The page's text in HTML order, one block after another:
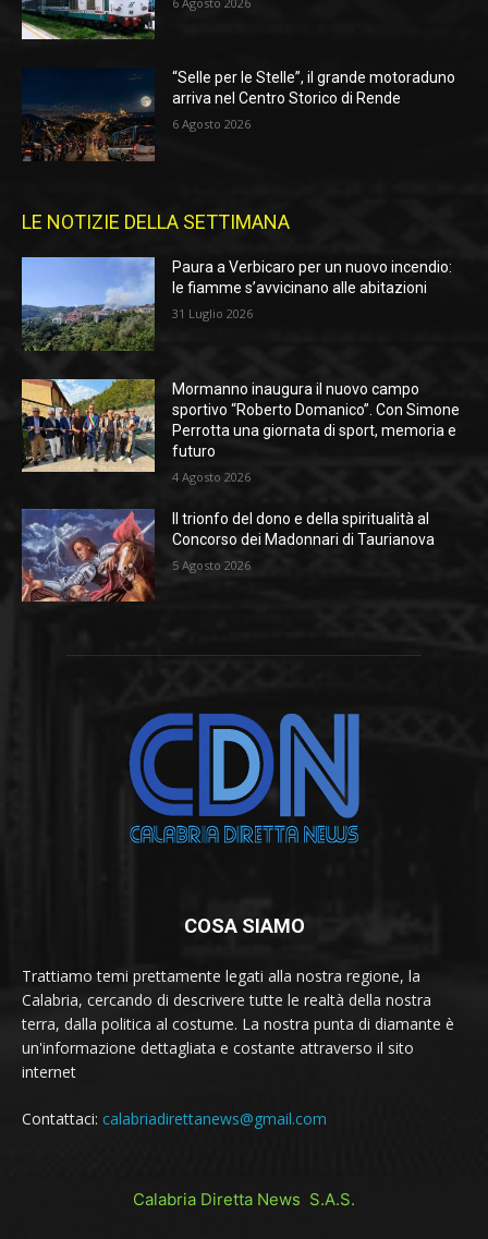
“Selle per le Stelle”, il grande motoraduno
arriva nel Centro Storico di Rende
6 Agosto 2026
LE NOTIZIE DELLA SETTIMANA
Paura a Verbicaro per un nuovo incendio:
le fiamme s’avvicinano alle abitazioni
31 Luglio 2026
Mormanno inaugura il nuovo campo
sportivo “Roberto Domanico”. Con Simone
Perrotta una giornata di sport, memoria e
futuro
4 Agosto 2026
Il trionfo del dono e della spiritualità al
Concorso dei Madonnari di Taurianova
5 Agosto 2026
COSA SIAMO
Trattiamo temi prettamente legati alla nostra regione, la
Calabria, cercando di descrivere tutte le realtà della nostra
terra, dalla politica al costume. La nostra punta di diamante è
un'informazione dettagliata e costante attraverso il sito
internet
Contattaci: calabriadirettanews@gmail.com
Calabria Diretta News S.A.S.